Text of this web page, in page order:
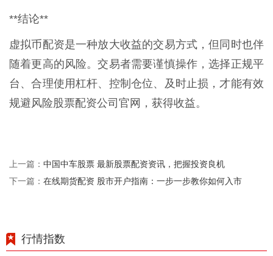
**结论**
虚拟币配资是一种放大收益的交易方式，但同时也伴
随着更高的风险。交易者需要谨慎操作，选择正规平
台、合理使用杠杆、控制仓位、及时止损，才能有效
规避风险股票配资公司官网，获得收益。
上一篇： 中国中车股票 最新股票配资资讯，把握投资良机
下一篇： 在线期货配资 股市开户指南：一步一步教你如何入市
行情指数